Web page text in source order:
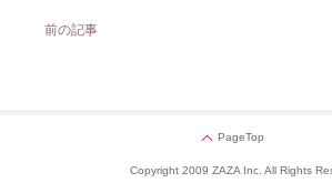
前の記事
PageTop
Copyright 2009 ZAZA Inc. All Rights